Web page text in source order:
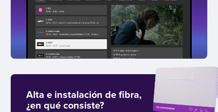
Alta e instalación de fibra,
¿en qué consiste?